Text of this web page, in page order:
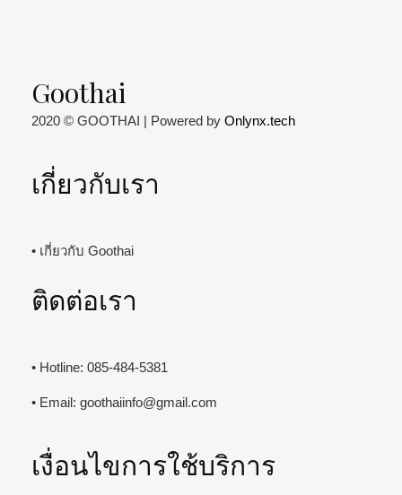
Goothai
2020 © GOOTHAI | Powered by Onlynx.tech
เกี่ยวกับเรา
• เกี่ยวกับ Goothai
ติดต่อเรา
• Hotline: 085-484-5381
• Email: goothaiinfo@gmail.com
เงื่อนไขการใช้บริการ